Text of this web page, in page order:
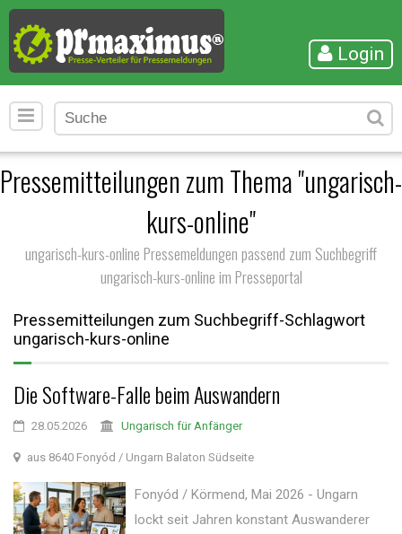
Login
Pressemitteilungen zum Thema "ungarisch-
kurs-online"
ungarisch-kurs-online Pressemeldungen passend zum Suchbegriff
ungarisch-kurs-online im Presseportal
Pressemitteilungen zum Suchbegriff-Schlagwort
ungarisch-kurs-online
Die Software-Falle beim Auswandern
28.05.2026 Ungarisch für Anfänger
aus 8640 Fonyód / Ungarn Balaton Südseite
Fonyód / Körmend, Mai 2026 - Ungarn
lockt seit Jahren konstant Auswanderer